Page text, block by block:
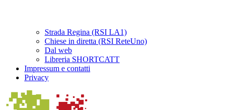
Strada Regina (RSI LA1)
Chiese in diretta (RSI ReteUno)
Dal web
Libreria SHORTCATT
Impressum e contatti
Privacy